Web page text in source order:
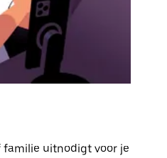
familie uitnodigt voor je